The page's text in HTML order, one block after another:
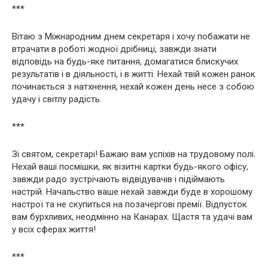
***
Вітаю з Міжнародним днем секретаря і хочу побажати не
втрачати в роботі жодної дрібниці, завжди знати
відповідь на будь-яке питання, домагатися блискучих
результатів і в діяльності, і в житті. Нехай твій кожен ранок
починається з натхнення, нехай кожен день несе з собою
удачу і світлу радість.
***
Зі святом, секретарі! Бажаю вам успіхів на трудовому полі.
Нехай ваші посмішки, як візитні картки будь-якого офісу,
завжди радо зустрічають відвідувачів і підіймають
настрій. Начальство ваше нехай завжди буде в хорошому
настрої та не скупиться на позачергові премії. Відпусток
вам бурхливих, неодмінно на Канарах. Щастя та удачі вам
у всіх сферах життя!
***